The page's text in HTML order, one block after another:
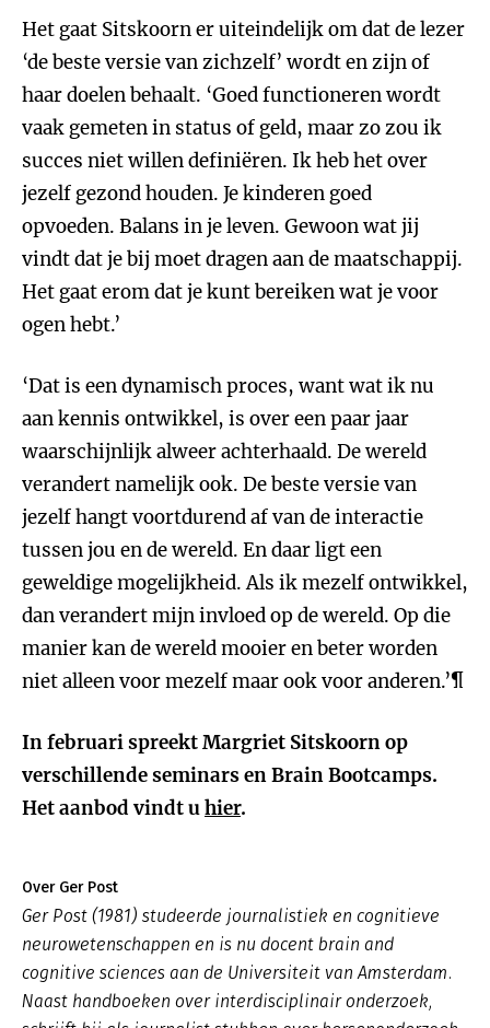
Het gaat Sitskoorn er uiteindelijk om dat de lezer
‘de beste versie van zichzelf’ wordt en zijn of
haar doelen behaalt. ‘Goed functioneren wordt
vaak gemeten in status of geld, maar zo zou ik
succes niet willen definiëren. Ik heb het over
jezelf gezond houden. Je kinderen goed
opvoeden. Balans in je leven. Gewoon wat jij
vindt dat je bij moet dragen aan de maatschappij.
Het gaat erom dat je kunt bereiken wat je voor
ogen hebt.’
‘Dat is een dynamisch proces, want wat ik nu
aan kennis ontwikkel, is over een paar jaar
waarschijnlijk alweer achterhaald. De wereld
verandert namelijk ook. De beste versie van
jezelf hangt voortdurend af van de interactie
tussen jou en de wereld. En daar ligt een
geweldige mogelijkheid. Als ik mezelf ontwikkel,
dan verandert mijn invloed op de wereld. Op die
manier kan de wereld mooier en beter worden
niet alleen voor mezelf maar ook voor anderen.’¶
In februari spreekt Margriet Sitskoorn op
verschillende seminars en Brain Bootcamps.
Het aanbod vindt uhier.
Over Ger Post
Ger Post (1981) studeerde journalistiek en cognitieve
neurowetenschappen en is nu docent brain and
cognitive sciences aan de Universiteit van Amsterdam.
Naast handboeken over interdisciplinair onderzoek,